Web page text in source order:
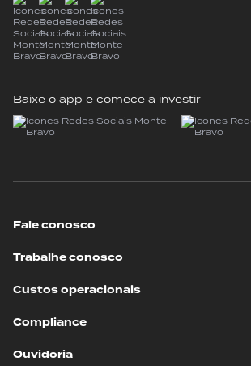
Baixe o app e comece a investir
Fale conosco
Trabalhe conosco
Custos operacionais
Compliance
Ouvidoria